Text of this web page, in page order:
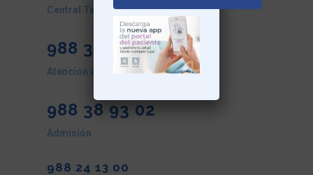
Central Telefónica
988 38 93 00
Atención al Paciente
988 38 93 02
Admisión
988 24 13 00